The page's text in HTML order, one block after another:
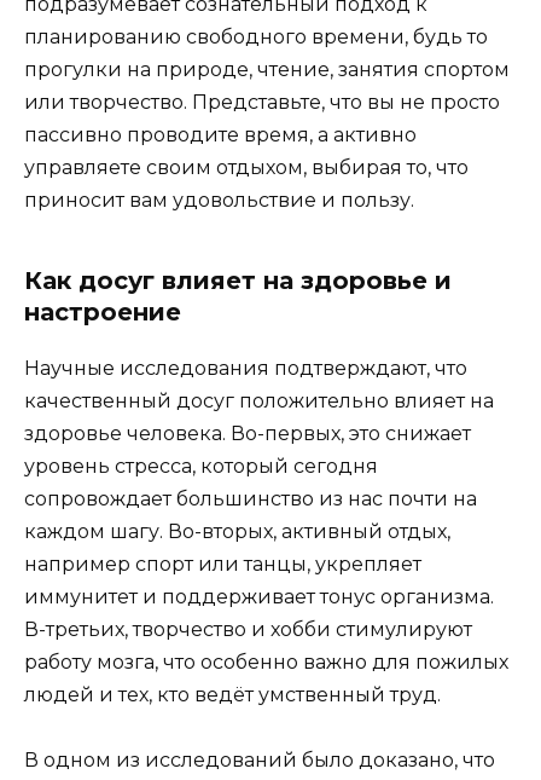
планированию свободного времени, будь то
прогулки на природе, чтение, занятия спортом
или творчество. Представьте, что вы не просто
пассивно проводите время, а активно
управляете своим отдыхом, выбирая то, что
приносит вам удовольствие и пользу.
Как досуг влияет на здоровье и
настроение
Научные исследования подтверждают, что
качественный досуг положительно влияет на
здоровье человека. Во-первых, это снижает
уровень стресса, который сегодня
сопровождает большинство из нас почти на
каждом шагу. Во-вторых, активный отдых,
например спорт или танцы, укрепляет
иммунитет и поддерживает тонус организма.
В-третьих, творчество и хобби стимулируют
работу мозга, что особенно важно для пожилых
людей и тех, кто ведёт умственный труд.
В одном из исследований было доказано, что